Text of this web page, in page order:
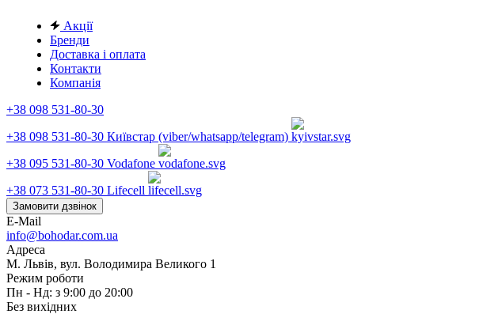
Акції
Бренди
Доставка і оплата
Контакти
Компанія
+38 098 531-80-30
+38 098 531-80-30 Київстар (viber/whatsapp/telegram)
+38 095 531-80-30 Vodafone
+38 073 531-80-30 Lifecell
Замовити дзвінок
E-Mail
info@bohodar.com.ua
Адреса
М. Львів, вул. Володимира Великого 1
Режим роботи
Пн - Нд: з 9:00 до 20:00
Без вихідних